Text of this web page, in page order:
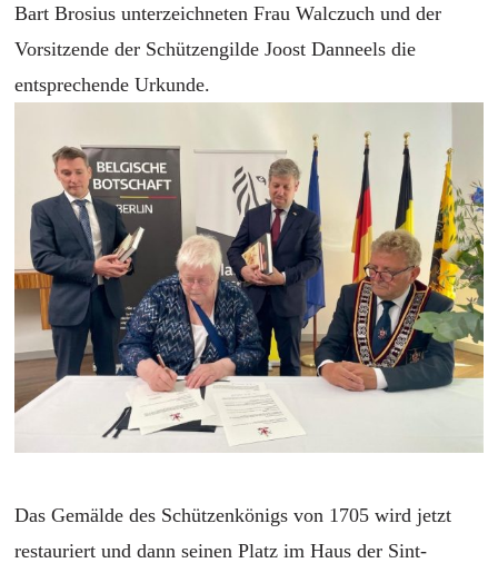
Bart Brosius unterzeichneten Frau Walczuch und der
Vorsitzende der Schützengilde Joost Danneels die
entsprechende Urkunde.
Das Gemälde des Schützenkönigs von 1705 wird jetzt
restauriert und dann seinen Platz im Haus der Sint-